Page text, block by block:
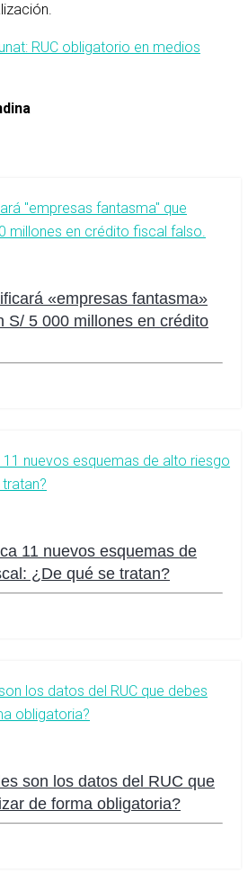
RUC obligatorio en medios
«empresas fantasma»
S/ 5 000 millones en crédito
11 nuevos esquemas de
¿De qué se tratan?
son los datos del RUC que
de forma obligatoria?